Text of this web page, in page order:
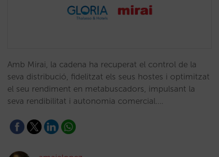
Amb Mirai, la cadena ha recuperat el control de la
seva distribució, fidelitzat els seus hostes i optimitzat
el seu rendiment en metabuscadors, impulsant la
seva rendibilitat i autonomia comercial.…